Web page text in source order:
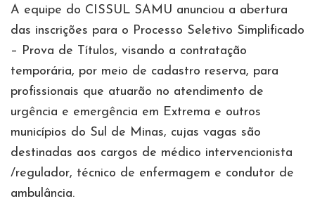
A equipe do CISSUL SAMU anunciou a abertura
das inscrições para o Processo Seletivo Simplificado
– Prova de Títulos, visando a contratação
temporária, por meio de cadastro reserva, para
profissionais que atuarão no atendimento de
urgência e emergência em Extrema e outros
municípios do Sul de Minas, cujas vagas são
destinadas aos cargos de médico intervencionista
/regulador, técnico de enfermagem e condutor de
ambulância.